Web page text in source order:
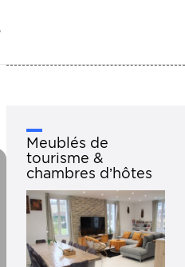
Meublés de
tourisme &
chambres d’hôtes